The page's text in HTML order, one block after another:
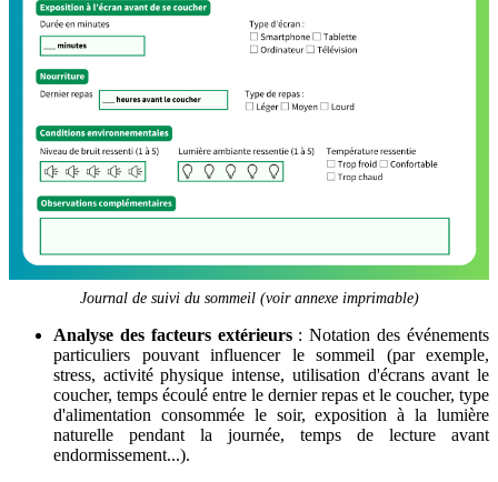
Journal de suivi du sommeil (voir annexe imprimable)
Analyse des facteurs extérieurs: Notation des événements
particuliers pouvant influencer le sommeil (par exemple,
stress, activité physique intense, utilisation d'écrans avant le
coucher, temps écoulé entre le dernier repas et le coucher, type
d'alimentation consommée le soir, exposition à la lumière
naturelle pendant la journée, temps de lecture avant
endormissement...).